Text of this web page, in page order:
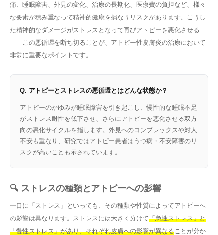
痛、睡眠障害、外見の変化、治療の長期化、医療費の負担など、様々
な要素が積み重なって精神的健康を損なうリスクがあります。こうし
た精神的なダメージがストレスとなって再びアトピーを悪化させる
——この悪循環を断ち切ることが、アトピー性皮膚炎の治療において
非常に重要なポイントです。
Q. アトピーとストレスの悪循環とはどんな状態か？
アトピーのかゆみが睡眠障害を引き起こし、慢性的な睡眠不足
がストレス耐性を低下させ、さらにアトピーを悪化させる双方
向の悪化サイクルを指します。外見へのコンプレックスや対人
不安も重なり、研究ではアトピー患者はうつ病・不安障害のリ
スクが高いことも示されています。
🔍 ストレスの種類とアトピーへの影響
一口に「ストレス」といっても、その種類や性質によってアトピーへ
の影響は異なります。ストレスには大きく分けて「急性ストレス」と
「慢性ストレス」があり、それぞれ皮膚への影響が異なる ことが分か